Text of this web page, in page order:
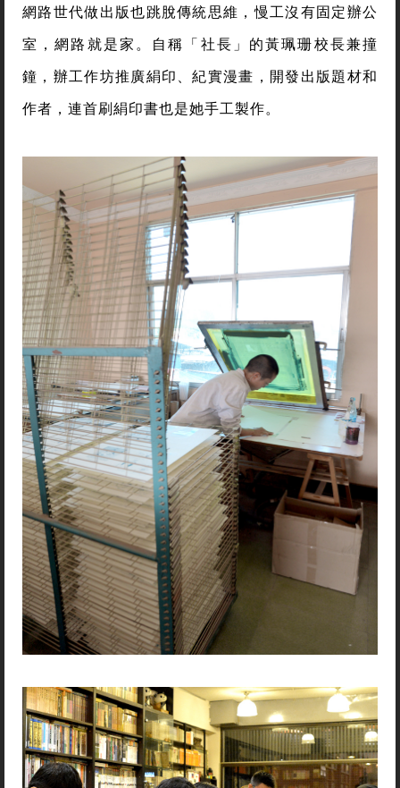
網路世代做出版也跳脫傳統思維，慢工沒有固定辦公
室，網路就是家。自稱「社長」的黃珮珊校長兼撞
鐘，辦工作坊推廣絹印、紀實漫畫，開發出版題材和
作者，連首刷絹印書也是她手工製作。